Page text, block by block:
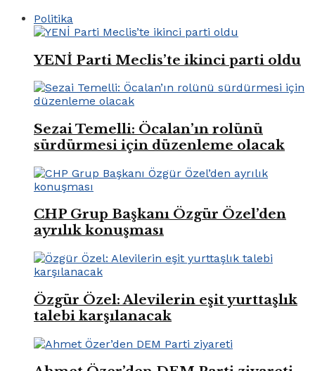
Politika
YENİ Parti Meclis’te ikinci parti oldu
Sezai Temelli: Öcalan’ın rolünü
sürdürmesi için düzenleme olacak
CHP Grup Başkanı Özgür Özel’den
ayrılık konuşması
Özgür Özel: Alevilerin eşit yurttaşlık
talebi karşılanacak